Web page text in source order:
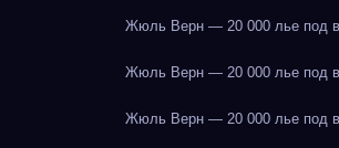
Жюль Верн — 20 000 лье под
Жюль Верн — 20 000 лье под
Жюль Верн — 20 000 лье под